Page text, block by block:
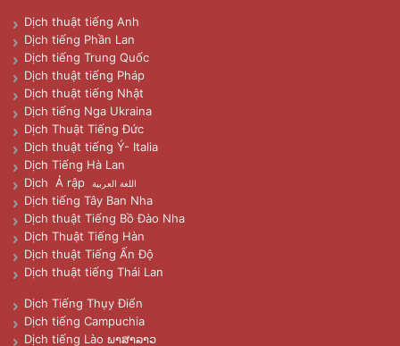
Dịch thuật tiếng Anh
Dịch tiếng Phần Lan
Dịch tiếng Trung Quốc
Dịch thuật tiếng Pháp
Dịch thuật tiếng Nhật
Dịch tiếng Nga Ukraina
Dịch Thuật Tiếng Đức
Dịch thuật tiếng Ý- Italia
Dịch Tiếng Hà Lan
Dịch Ả rập
اللغة العربية
Dịch tiếng Tây Ban Nha
Dịch thuật Tiếng Bồ Đào Nha
Dịch Thuật Tiếng Hàn
Dịch thuật Tiếng Ấn Độ
Dịch thuật tiếng Thái Lan
Dịch Tiếng Thụy Điển
Dịch tiếng Campuchia
Dịch tiếng Lào ພາສາລາວ